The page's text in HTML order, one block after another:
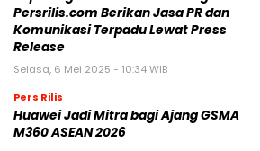
Persrilis.com Berikan Jasa PR dan
Komunikasi Terpadu Lewat Press
Release
Selasa, 6 Mei 2025 - 10:34 WIB
Pers Rilis
Huawei Jadi Mitra bagi Ajang GSMA
M360 ASEAN 2026